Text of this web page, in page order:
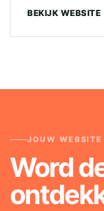
BEKIJK WEBSITE
JOUW
Word